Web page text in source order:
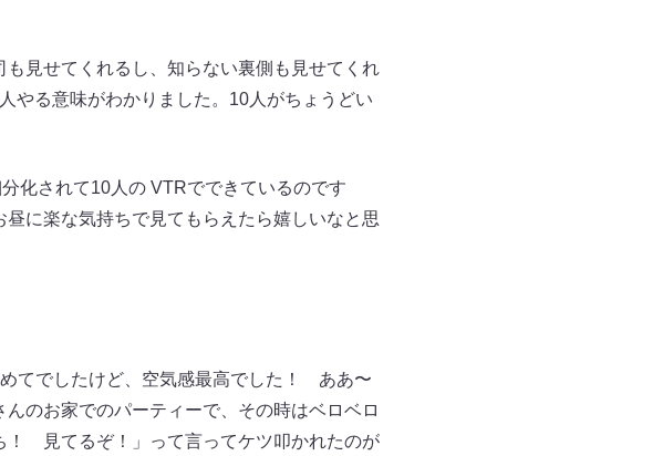
見せてくれるし、知らない裏側も見せてくれ
やる意味がわかりました。10人がちょうどい
化されて10人の VTRでできているのです
に楽な気持ちで見てもらえたら嬉しいなと思
てでしたけど、空気感最高でした！ ああ〜
のお家でのパーティーで、その時はベロベロ
見てるぞ！」って言ってケツ叩かれたのが